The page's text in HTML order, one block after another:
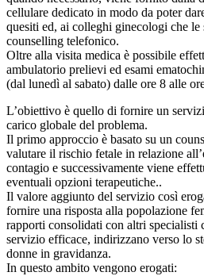
cellulare dedicato in modo da poter
quesiti ed, ai colleghi ginecologi che le
counselling telefonico.
Oltre alla visita medica è possibile
ambulatorio prelievi ed esami
(dal lunedì al sabato) dalle ore 8 alle
L’obiettivo è quello di fornire un
carico globale del problema.
Il primo approccio è basato su un
valutare il rischio fetale in relazione
contagio e successivamente viene
eventuali opzioni terapeutiche..
Il valore aggiunto del servizio così
fornire una risposta alla popolazione
rapporti consolidati con altri specialisti
servizio efficace, indirizzano verso lo
donne in gravidanza.
In questo ambito vengono erogati: